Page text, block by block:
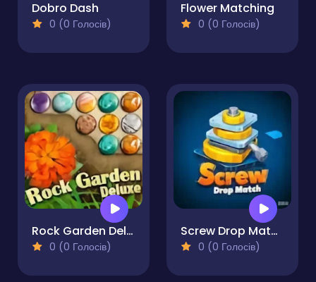
Dobro Dash
0 (0 Голосів)
Flower Matching
0 (0 Голосів)
Rock Garden Deluxe
0 (0 Голосів)
Screw Drop Match
0 (0 Голосів)